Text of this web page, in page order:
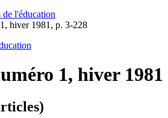
de l'éducation
hiver 1981, p. 3-228
1, hiver 1981